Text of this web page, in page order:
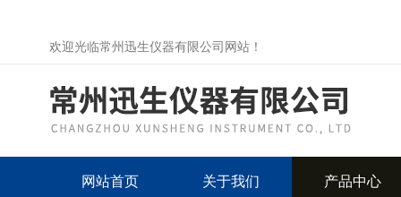
欢迎光临常州迅生仪器有限公司网站！
网站首页 关于我们 产品中心